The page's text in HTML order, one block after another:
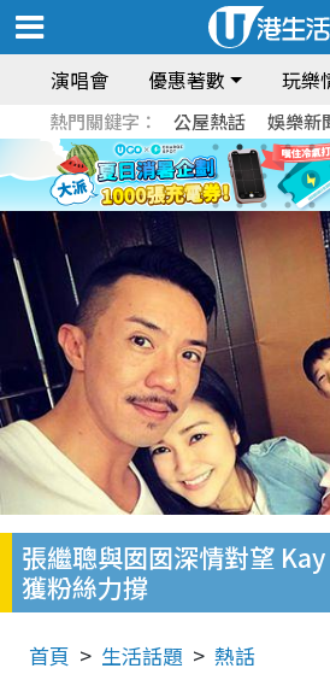
演唱會 優惠著數 玩樂
熱門關鍵字： 公屋熱話 娛樂新
張繼聰與囡囡深情對望
獲粉絲力撐
首頁 生活話題 熱話